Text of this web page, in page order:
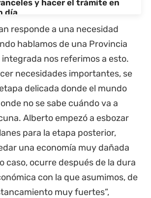
y hacer el trámite en
día
responde a una necesidad
hablamos de una Provincia
nos referimos a esto.
necesidades importantes, se
delicada donde el mundo
no se sabe cuándo va a
Alberto empezó a esbozar
para la etapa posterior,
una economía muy dañada
caso, ocurre después de la dura
con la que asumimos, de
muy fuertes”,